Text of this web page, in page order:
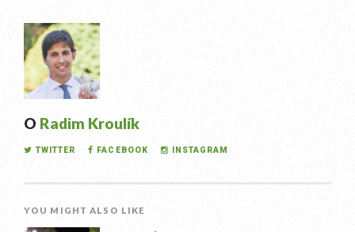
O Radim Kroulík
TWITTER FACEBOOK INSTAGRAM
YOU MIGHT ALSO LIKE